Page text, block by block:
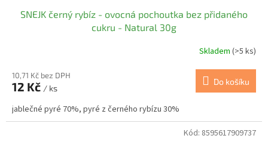
SNEJK černý rybíz - ovocná pochoutka bez přidaného
cukru - Natural 30g
Skladem (>5 ks)
10,71 Kč bez DPH
12 Kč / ks
Do košíku
jablečné pyré 70%, pyré z černého rybízu 30%
Kód: 8595617909737